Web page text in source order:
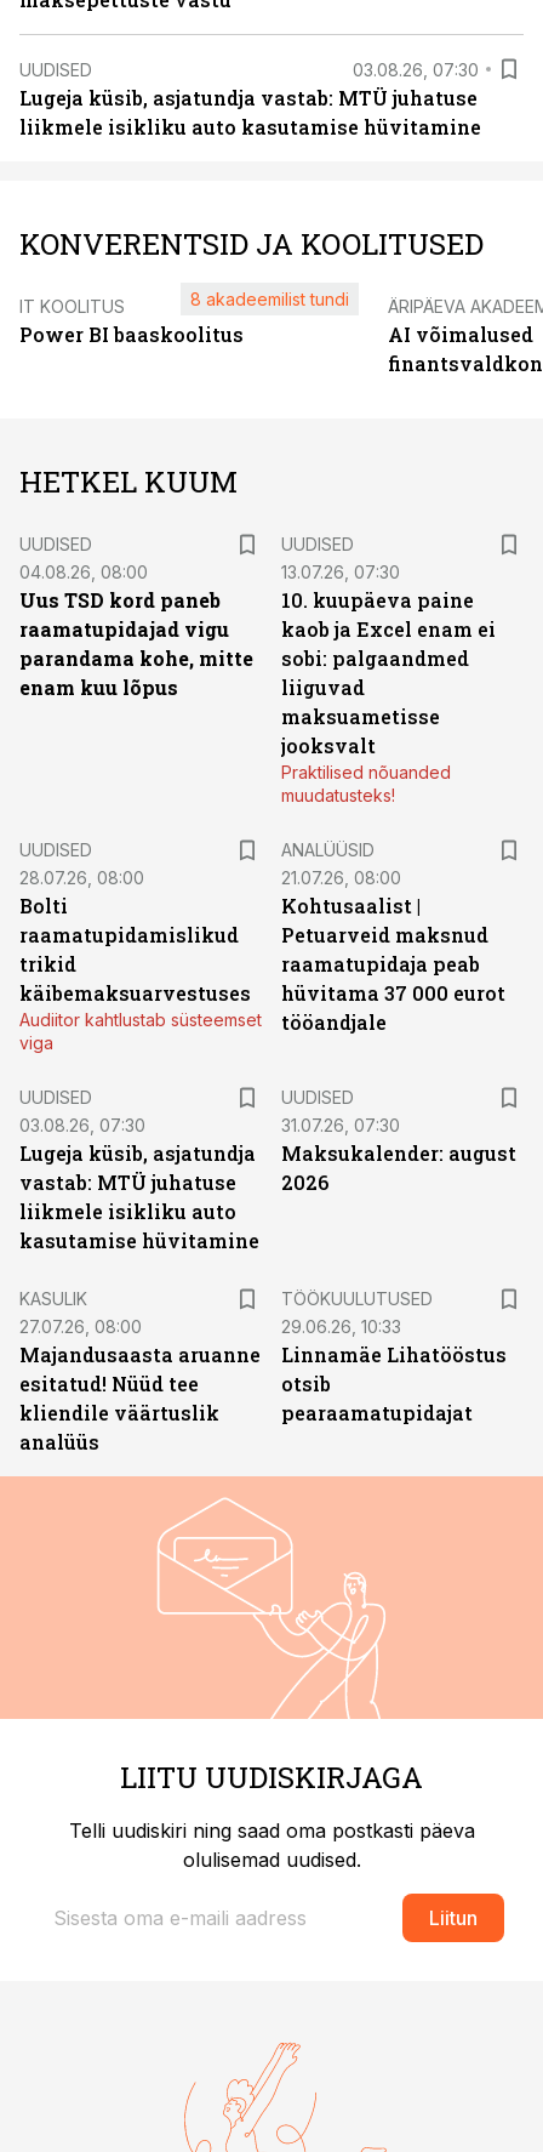
UUDISED 03.08.26, 07:30
Lugeja küsib, asjatundja vastab: MTÜ juhatuse
liikmele isikliku auto kasutamise hüvitamine
KONVERENTSID JA KOOLITUSED
IT KOOLITUS
Power BI baaskoolitus
8 akadeemilist tundi ÄRIPÄEVA
AI võimalused
HETKEL KUUM
UUDISED
04.08.26, 08:00
Uus TSD kord paneb
raamatupidajad vigu
parandama kohe, mitte
enam kuu lõpus
UUDISED
13.07.26, 07:30
10. kuupäeva paine
kaob ja Excel enam ei
sobi: palgaandmed
liiguvad
maksuametisse
jooksvalt
Praktilised nõuanded
muudatusteks!
UUDISED
28.07.26, 08:00
Bolti
raamatupidamislikud
trikid
käibemaksuarvestuses
Audiitor kahtlustab süsteemset
viga
ANALÜÜSID
21.07.26, 08:00
Kohtusaalist |
Petuarveid maksnud
raamatupidaja peab
hüvitama 37 000 eurot
tööandjale
UUDISED
03.08.26, 07:30
Lugeja küsib, asjatundja
vastab: MTÜ juhatuse
liikmele isikliku auto
kasutamise hüvitamine
UUDISED
31.07.26, 07:30
Maksukalender: august
2026
KASULIK
27.07.26, 08:00
Majandusaasta aruanne
esitatud! Nüüd tee
kliendile väärtuslik
analüüs
TÖÖKUULUTUSED
29.06.26, 10:33
Linnamäe Lihatööstus
otsib
pearaamatupidajat
LIITU UUDISKIRJAGA
Telli uudiskiri ning saad oma postkasti päeva
olulisemad uudised.
Liitun